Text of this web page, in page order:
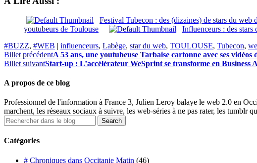
Festival Tubecon : des (dizaines) de stars du web
youtubeurs de Toulouse
Influenceurs : des
#BUZZ, #WEB | influenceurs, Labège, star du web, TOULOUSE, Tubecon,
Billet précédentA 53 ans, une youtubeuse Tarbaise cartonne avec ses vidéos
Billet suivantStart-up : L’accélérateur WeSprint se transforme en Business
A propos de ce blog
Professionnel de l'information à France 3, Julien Leroy balaye le web 2.0 en
marchent, les réseaux sociaux à suivre, les web-séries à ne pas rater, les tumblr
Catégories
# Chroniques dans Occitanie Matin (46)